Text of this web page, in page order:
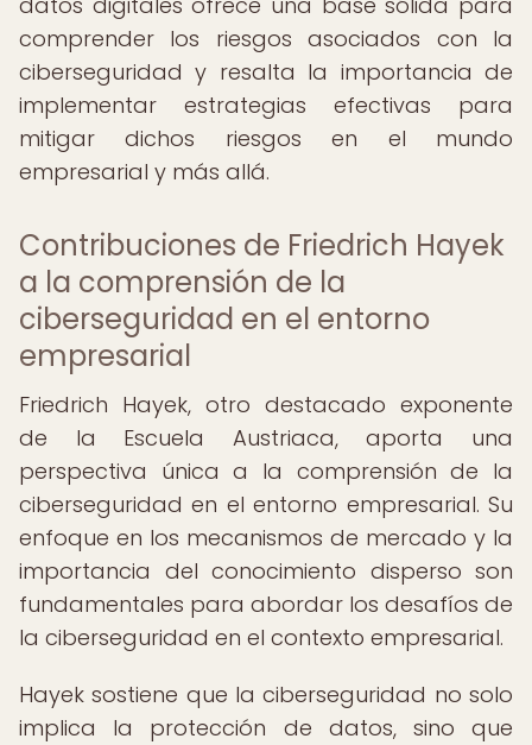
comprender los riesgos asociados con la
ciberseguridad y resalta la importancia de
implementar estrategias efectivas para
mitigar dichos riesgos en el mundo
empresarial y más allá.
Contribuciones de Friedrich Hayek
a la comprensión de la
ciberseguridad en el entorno
empresarial
Friedrich Hayek, otro destacado exponente
de la Escuela Austriaca, aporta una
perspectiva única a la comprensión de la
ciberseguridad en el entorno empresarial. Su
enfoque en los mecanismos de mercado y la
importancia del conocimiento disperso son
fundamentales para abordar los desafíos de
la ciberseguridad en el contexto empresarial.
Hayek sostiene que la ciberseguridad no solo
implica la protección de datos, sino que